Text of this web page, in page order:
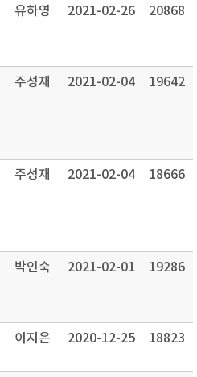
유하영 2021-02-26 20868
주성재 2021-02-04 19642
주성재 2021-02-04 18666
박인숙 2021-02-01 19286
이지은 2020-12-25 18823